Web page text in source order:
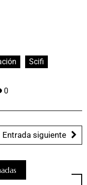
Scifi
0
Entrada siguiente